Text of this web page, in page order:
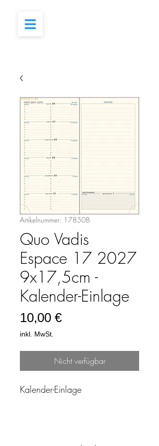
Artikelnummer: 17850B
Quo Vadis
Espace 17 2027
9x17,5cm -
Kalender-Einlage
10,00 €Preis
inkl. MwSt.
Nicht verfügbar
Kalender-Einlage